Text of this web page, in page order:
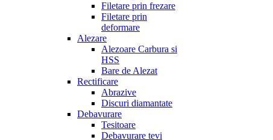
Filetare prin frezare
Filetare prin
deformare
Alezare
Alezoare Carbura si
HSS
Bare de Alezat
Rectificare
Abrazive
Discuri diamantate
Debavurare
Tesitoare
Debavurare tevi